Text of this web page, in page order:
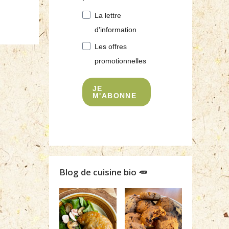
La lettre
d'information
Les offres
promotionnelles
JE
M'ABONNE
Blog de cuisine bio 🥕